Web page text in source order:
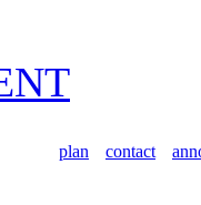
plan contact